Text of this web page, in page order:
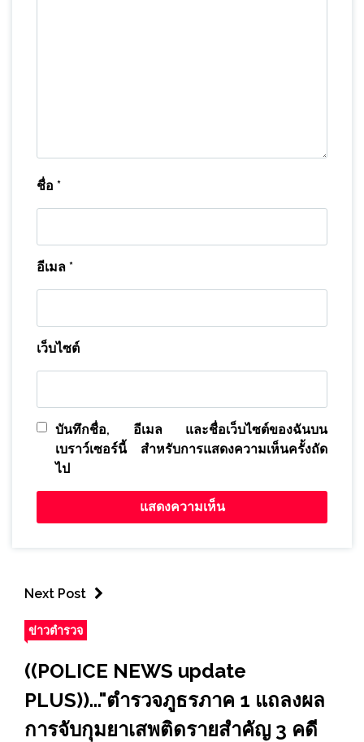
ชื่อ *
อีเมล *
เว็บไซต์
บันทึกชื่อ, อีเมล และชื่อเว็บไซต์ของฉันบน
เบราว์เซอร์นี้ สำหรับการแสดงความเห็นครั้งถัด
ไป
Next Post
ข่าวตำรวจ
((POLICE NEWS update
PLUS))..."ตำรวจภูธรภาค 1 แถลงผล
การจับกุมยาเสพติดรายสำคัญ 3 คดี